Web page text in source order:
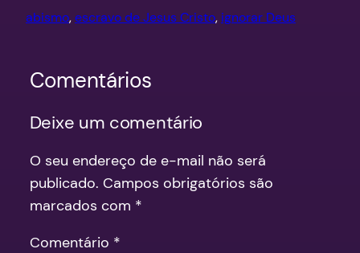
abismo, escravo de Jesus Cristo, ignorar Deus
Comentários
Deixe um comentário
O seu endereço de e-mail não será
publicado. Campos obrigatórios são
marcados com *
Comentário *